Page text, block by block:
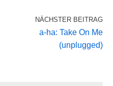
NÄCHSTER BEITRAG
a-ha: Take On Me
(unplugged)